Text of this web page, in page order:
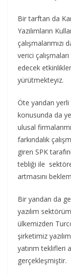
Bir tarftan da
Yazılımların
verici
edecek
yürütmekteyiz.
Öte yandan yerli
konusunda da
ulusal
farkındalık
giren SPK
tebliği ile sektöre
artmasını
Bir yandan da
yazılım
ülkemizden
şirketimiz
yatırım teklifleri
gerçekleşmiştir.